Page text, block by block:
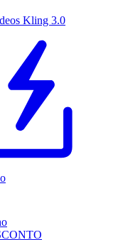
Kling 3.0